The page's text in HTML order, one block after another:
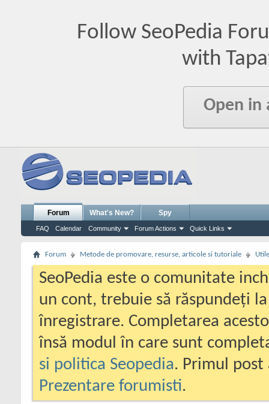
Follow SeoPedia
with
Open in
Forum
FAQ Calendar Community Forum Actions Quick Links
What's New? Spy
Forum Metode de promovare, resurse, articole si tutoriale Utile
SeoPedia este o comunitate
un cont, trebuie să răspundeți
înregistrare. Completarea
însă modul în care sunt
si politica Seopedia. Primul
Prezentare forumisti.